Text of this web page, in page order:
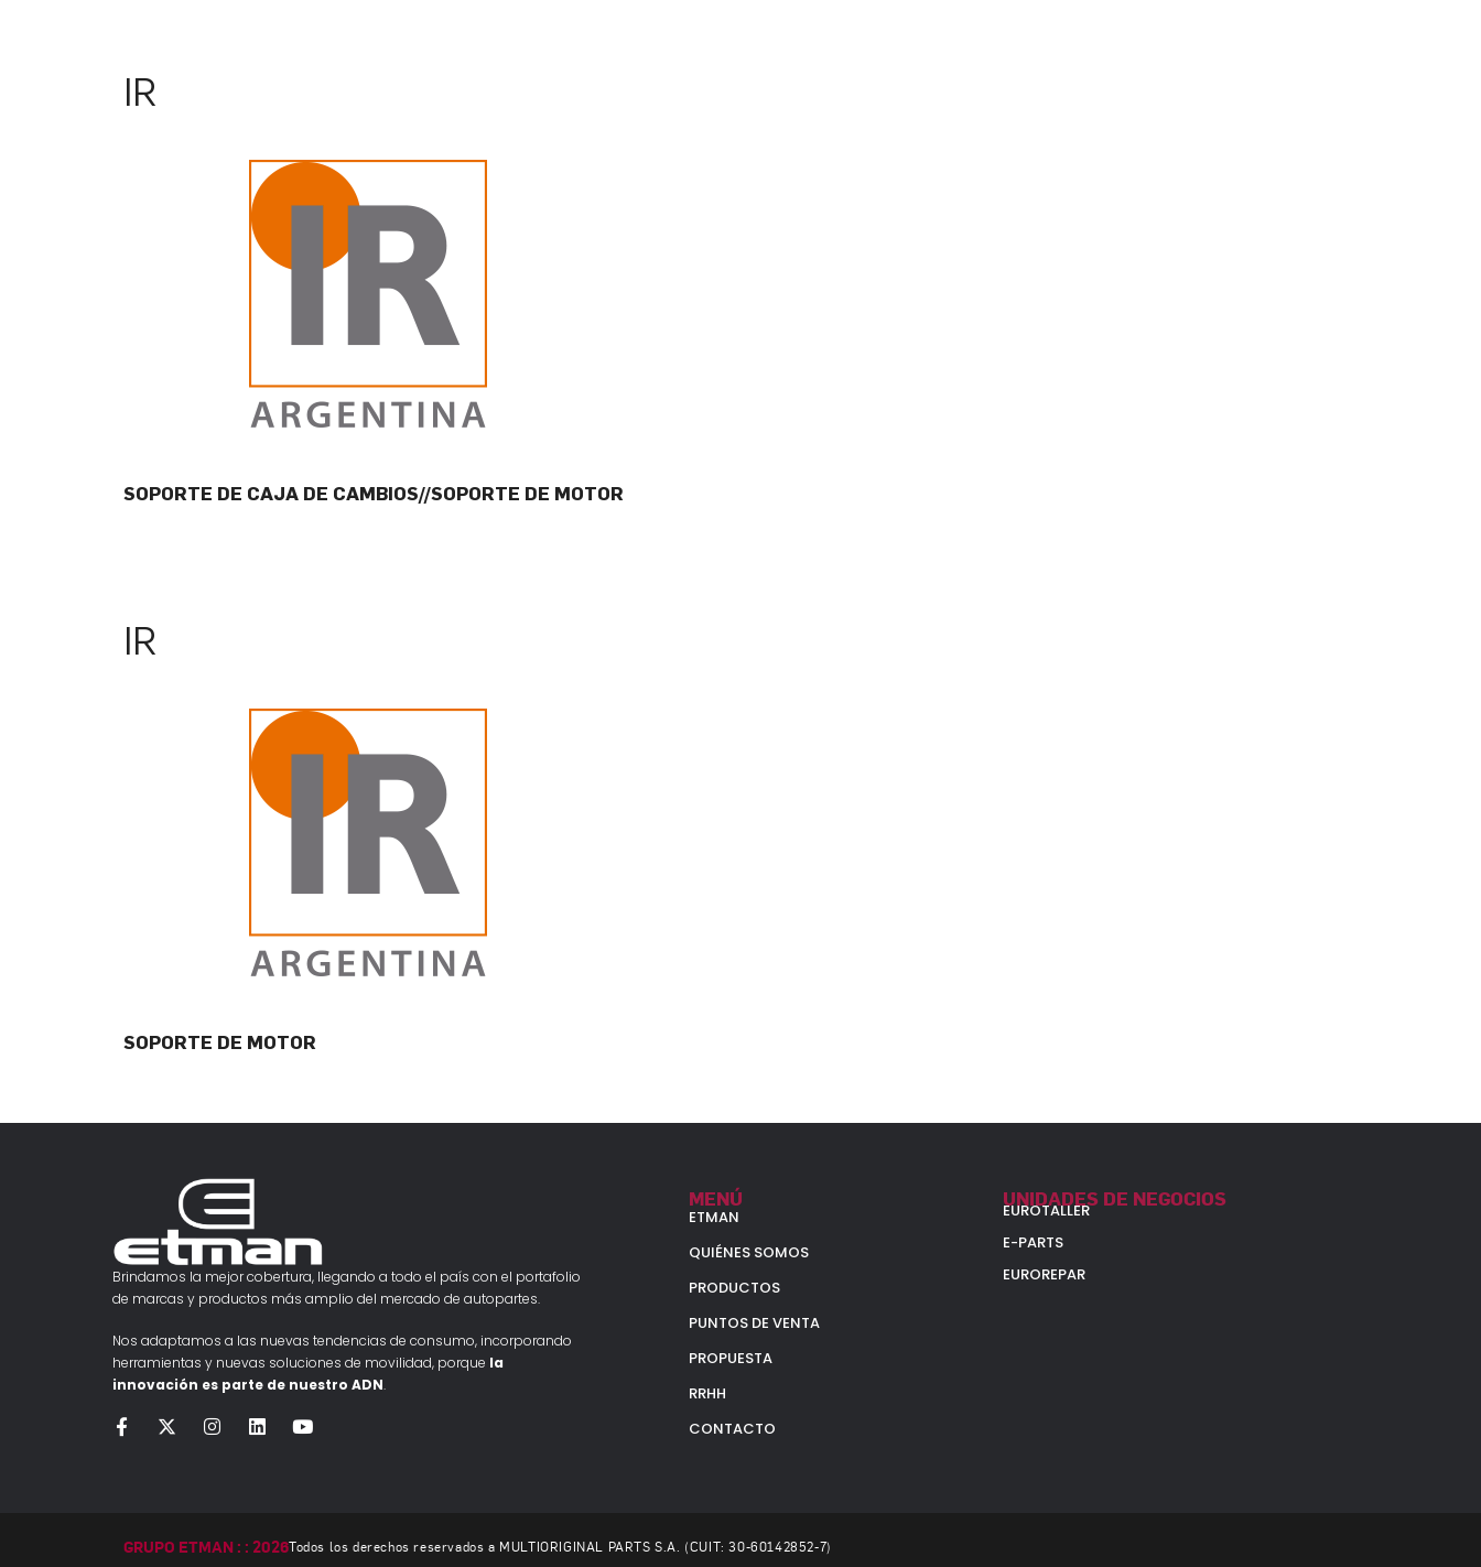
IR
SOPORTE DE CAJA DE CAMBIOS//SOPORTE DE MOTOR
IR
SOPORTE DE MOTOR
Brindamos la mejor cobertura, llegando a todo el país con el portafolio
de marcas y productos más amplio del mercado de autopartes.
Nos adaptamos a las nuevas tendencias de consumo, incorporando
herramientas y nuevas soluciones de movilidad, porque la
innovación es parte de nuestro ADN.
MENÚ
ETMAN
QUIÉNES SOMOS
PRODUCTOS
PUNTOS DE VENTA
PROPUESTA
RRHH
CONTACTO
UNIDADES DE NEGOCIOS
EUROTALLER
E-PARTS
EUROREPAR
GRUPO ETMAN : : 2026Todos los derechos reservados a MULTIORIGINAL PARTS S.A. (CUIT: 30-60142852-7)